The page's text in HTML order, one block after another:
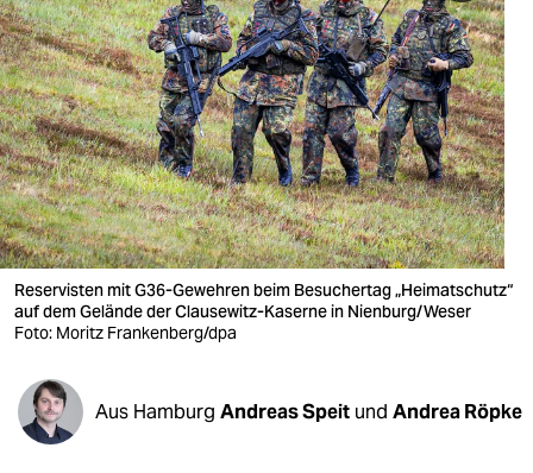
wahrheit
verlag
verlag
veranstaltungen
shop
fragen & hilfe
unterstützen
abo
genossenschaft
Reservisten mit G36-Gewehren beim Besuchertag „Heimatschutz“
auf dem Gelände der Clausewitz-Kaserne in Nienburg/Weser
Foto: Moritz Frankenberg/dpa
Aus Hamburg Andreas Speit und Andrea Röpke